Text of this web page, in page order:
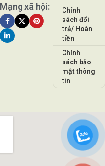
Mạng xã hội:
Chính
sách đổi
trả/ Hoàn
tiền
Chính
sách bảo
mật thông
tin